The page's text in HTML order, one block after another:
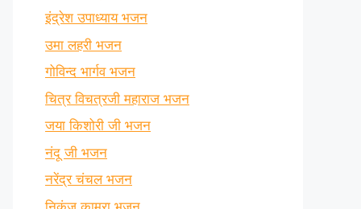
इंद्रेश उपाध्याय भजन
उमा लहरी भजन
गोविन्द भार्गव भजन
चित्र विचत्रजी महाराज भजन
जया किशोरी जी भजन
नंदू जी भजन
नरेंद्र चंचल भजन